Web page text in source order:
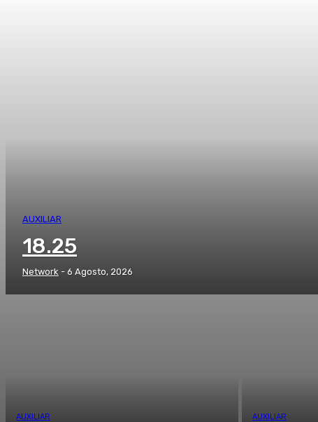
AUXILIAR
18.25
Network - 6 Agosto, 2026
AUXILIAR AUXILIAR